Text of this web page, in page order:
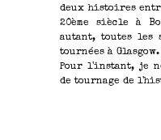
deux histoires
20ème siècle à
autant, toutes les
tournées à Glasgow.
Pour l'instant, je
de tournage de